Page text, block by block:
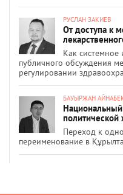
РУСЛАН ЗАКИЕВ
От доступа к
Как
публичного обсуждения
регулировании
БАУЫРЖАН
Национальный
политической
Переход к
переименование в